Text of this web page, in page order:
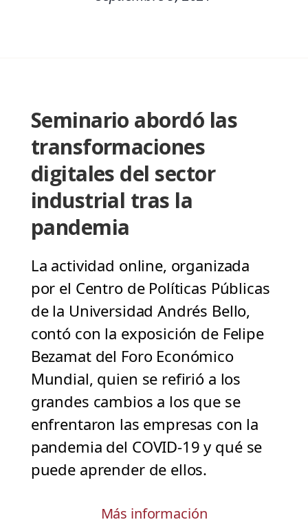
Seminario abordó las
transformaciones
digitales del sector
industrial tras la
pandemia
La actividad online, organizada
por el Centro de Políticas Públicas
de la Universidad Andrés Bello,
contó con la exposición de Felipe
Bezamat del Foro Económico
Mundial, quien se refirió a los
grandes cambios a los que se
enfrentaron las empresas con la
pandemia del COVID-19 y qué se
puede aprender de ellos.
Más información